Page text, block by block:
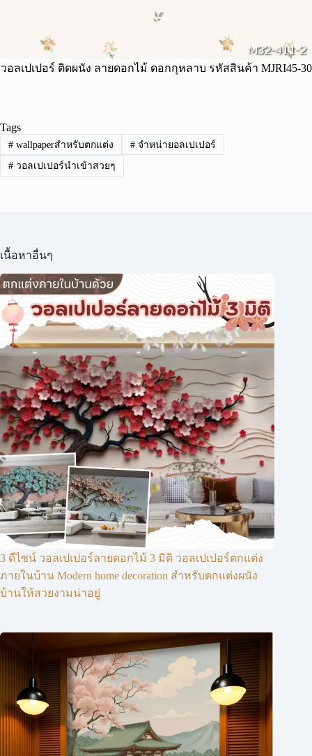
วอลเปเปอร์ ติดผนัง ลายดอกไม้ ดอกกุหลาบ รหัสสินค้า MJRI45-30
Tags
#wallpaperสำหรับตกแต่ง #จำหน่ายอลเปเปอร์
#วอลเปเปอร์นำเข้าสวยๆ
เนื้อหาอื่นๆ
3 ดีไซน์ วอลเปเปอร์ลายดอกไม้ 3 มิติ วอลเปเปอร์ตกแต่ง
ภายในบ้าน Modern home decoration สำหรับตกแต่งผนัง
บ้านให้สวยงามน่าอยู่